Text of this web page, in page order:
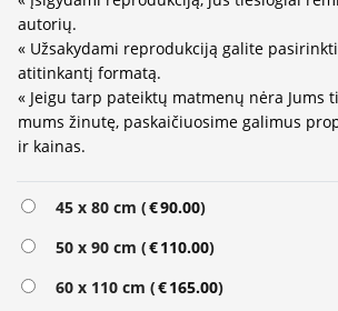
autorių.
« Užsakydami reprodukciją galite
atitinkantį formatą.
« Jeigu tarp pateiktų matmenų nėra Jums
mums žinutę, paskaičiuosime galimus
ir kainas.
45 x 80 cm (€90.00)
50 x 90 cm (€110.00)
60 x 110 cm (€165.00)